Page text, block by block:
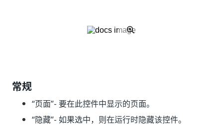
常规
“页面”- 要在此控件中显示的页面。
“隐藏”- 如果选中，则在运行时隐藏该控件。